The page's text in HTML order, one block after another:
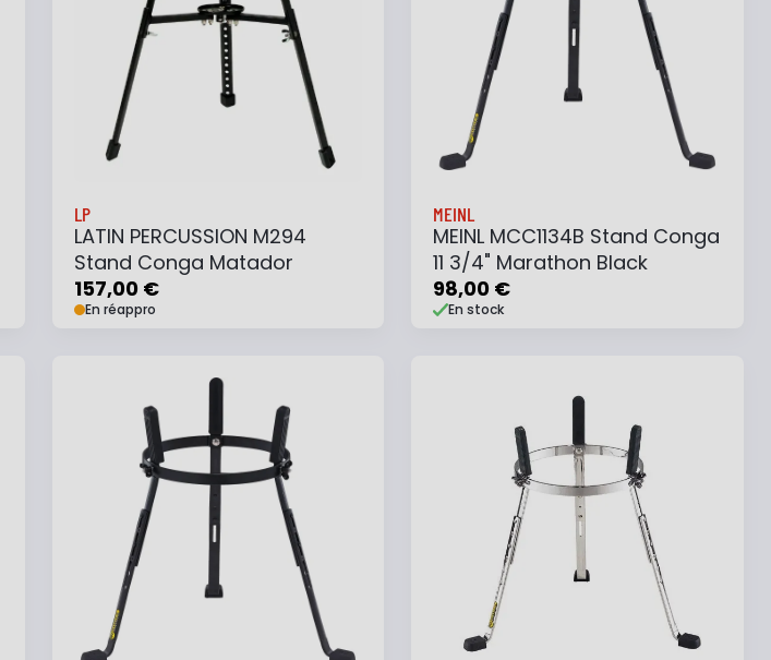
LP
LATIN PERCUSSION M294
Stand Conga Matador
157,00 €
En réappro
Ajouter au panier
Ajouter à ma liste
MEINL
MEINL MCC1134B Stand Conga
11 3/4" Marathon Black
98,00 €
En stock
Ajouter au panier
Ajouter à ma liste